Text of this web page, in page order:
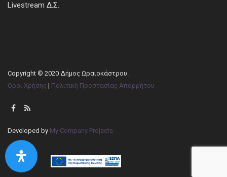
Livestream Δ.Σ.
Copyright © 2020 Δήμος Ωραιοκάστρου.
Όροι Χρήσης | Πολιτική Προστασίας Απορρήτου
Developed by My Company Projects